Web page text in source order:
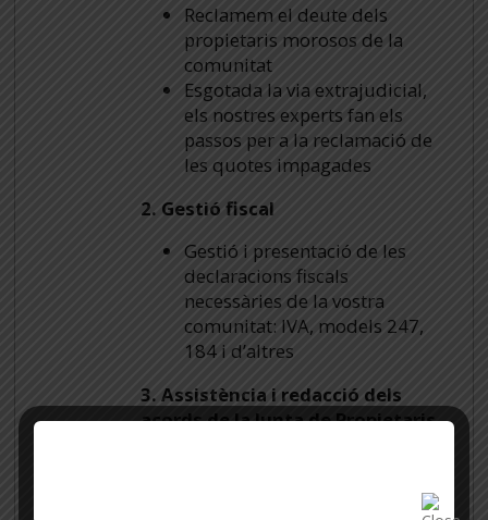
Reclamem el deute dels
propietaris morosos de la
comunitat
Esgotada la via extrajudicial,
els nostres experts fan els
passos per a la reclamació de
les quotes impagades
2. Gestió fiscal
Gestió i presentació de les
declaracions fiscals
necessàries de la vostra
comunitat: IVA, models 247,
184 i d’altres
3. Assistència i redacció dels
acords de la Junta de Propietaris